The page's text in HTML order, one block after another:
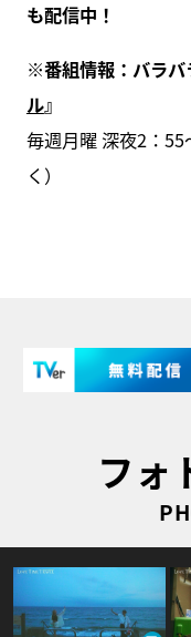
も配信中！
※番組情報：バラバ
ル』
毎週月曜 深夜2：
く）
フォ